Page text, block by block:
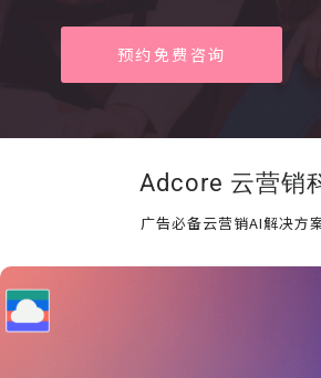
预约免费咨询
Adcore 云营销
广告必备云营销AI解决方